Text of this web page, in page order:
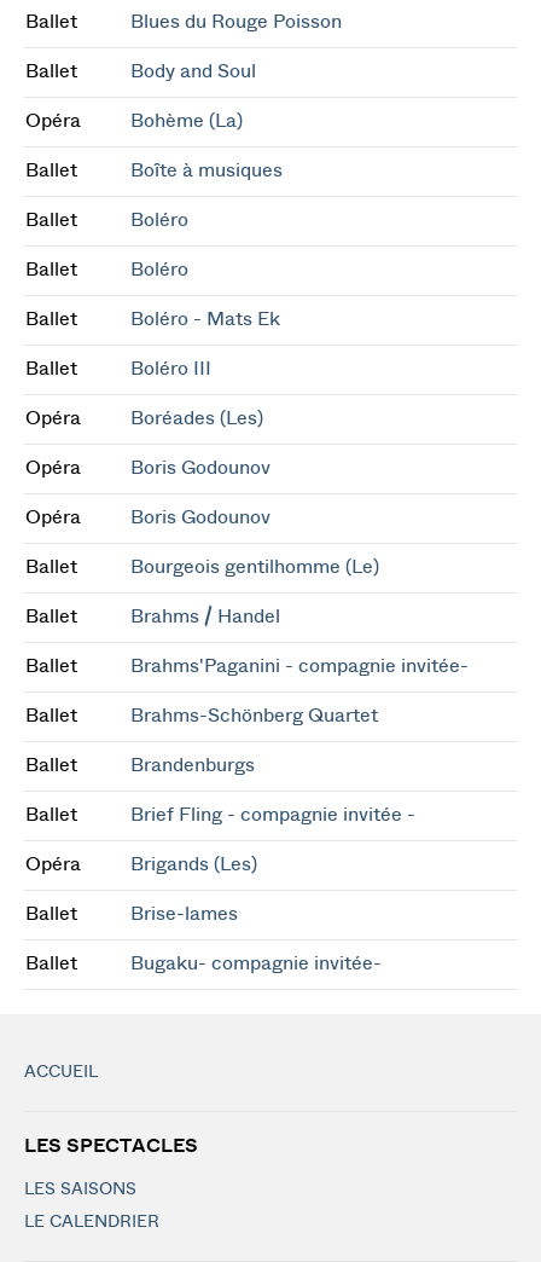
Ballet Blues du Rouge Poisson
Ballet Body and Soul
Opéra Bohème (La)
Ballet Boîte à musiques
Ballet Boléro
Ballet Boléro
Ballet Boléro - Mats Ek
Ballet Boléro III
Opéra Boréades (Les)
Opéra Boris Godounov
Opéra Boris Godounov
Ballet Bourgeois gentilhomme (Le)
Ballet Brahms / Handel
Ballet Brahms'Paganini - compagnie invitée-
Ballet Brahms-Schönberg Quartet
Ballet Brandenburgs
Ballet Brief Fling - compagnie invitée -
Opéra Brigands (Les)
Ballet Brise-lames
Ballet Bugaku- compagnie invitée-
ACCUEIL
LES SPECTACLES
LES SAISONS
LE CALENDRIER